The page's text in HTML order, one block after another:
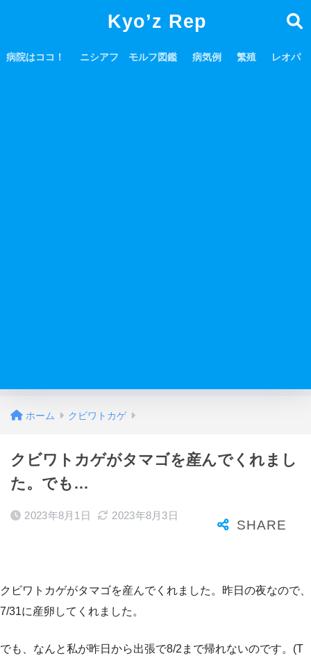
Kyo’z Rep
病院はココ！ ニシアフ モルフ図鑑 病気例 繁殖 レオパ
ホーム クビワトカゲ
クビワトカゲがタマゴを産んでくれまし
た。でも…
2023年8月1日 2023年8月3日
クビワトカゲがタマゴを産んでくれました。昨日の夜なので、
7/31に産卵してくれました。
でも、なんと私が昨日から出張で8/2まで帰れないのです。(T